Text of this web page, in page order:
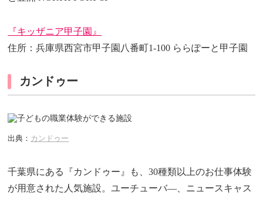
『キッザニア甲子園』
住所：兵庫県西宮市甲子園八番町1-100 ららぽーと甲子園
カンドゥー
出典： カンドゥー
千葉県にある『カンドゥー』も、30種類以上のお仕事体験
が用意された人気施設。ユーチューバ―、ニュースキャス